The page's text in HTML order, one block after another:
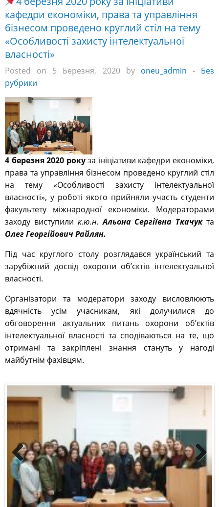
кафедри економіки, права та управління
бізнесом проведено круглий стіл на тему
«Особливості захисту інтелектуальної
власності»
Posted on 5 Березня, 2020 by oneu_admin - Без
рубрики
4 березня 2020 рокуза ініціативи кафедри економіки,
права та управління бізнесом проведено круглий стіл
на тему «Особливості захисту інтелектуальної
власності», у роботі якого прийняли участь студенти
факультету міжнародної економіки. Модераторами
заходу виступили к.ю.н.Альона Сергіївна Ткачукта
Олег Георгійович Райлян.
Під час круглого столу розглядався український та
зарубіжний досвід охорони об’єктів інтелектуальної
власності.
Організатори та модератори заходу висловлюють
вдячність усім учасникам, які долучилися до
обговорення актуальних питань охорони об’єктів
інтелектуальної власності та сподіваються на те, що
отримані та закріплені знання стануть у нагоді
майбутнім фахівцям.
Previous Next